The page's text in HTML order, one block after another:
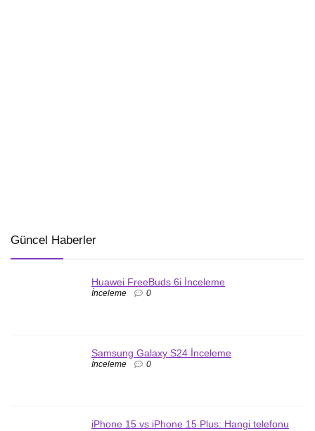
Güncel Haberler
Huawei FreeBuds 6i İnceleme
İnceleme 0
Samsung Galaxy S24 İnceleme
İnceleme 0
iPhone 15 vs iPhone 15 Plus: Hangi telefonu